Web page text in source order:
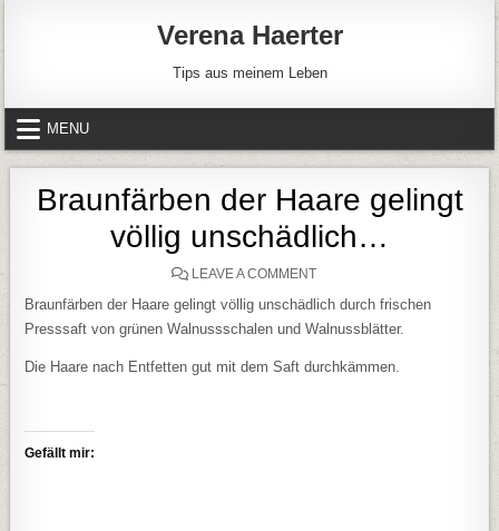
Verena Haerter
Tips aus meinem Leben
MENU
Braunfärben der Haare gelingt
völlig unschädlich…
LEAVE A COMMENTON BRAUNFÄRBEN DER
Braunfärben der Haare gelingt völlig unschädlich durch frischen
Presssaft von grünen Walnussschalen und Walnussblätter.
Die Haare nach Entfetten gut mit dem Saft durchkämmen.
Gefällt mir: